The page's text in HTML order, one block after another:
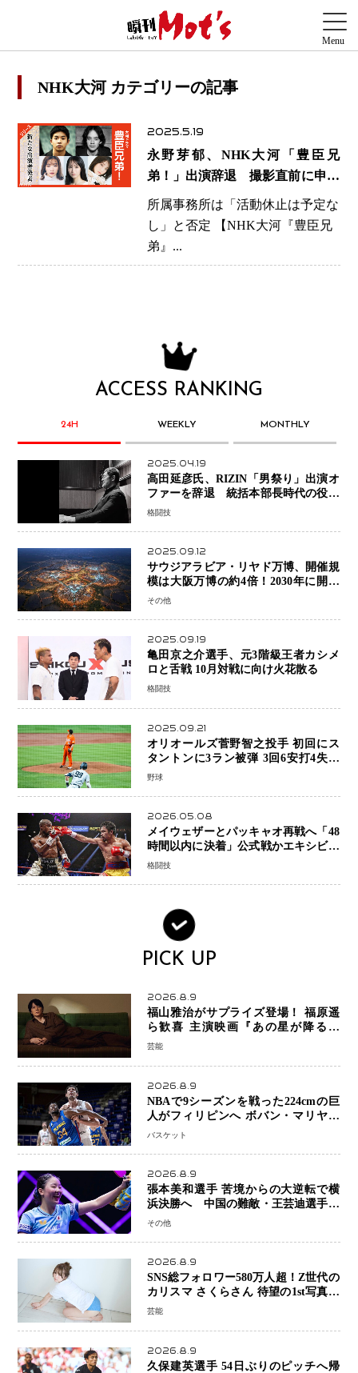
NHK大河 カテゴリーの記事
2025.5.19
永野芽郁、NHK大河「豊臣兄
弟！」出演辞退 撮影直前に申し
入れ 事務所「活動休止は予定な
し」
所属事務所は「活動休止は予定な
し」と否定 【NHK大河『豊臣兄
弟』...
ACCESS RANKING
24H WEEKLY MONTHLY
2025.04.19
高田延彦氏、RIZIN「男祭り」出演オ
ファーを辞退 統括本部長時代の役目
「すでに終えています」と明言
格闘技
2025.09.12
サウジアラビア・リヤド万博、開催規
模は大阪万博の約4倍！2030年に開幕
予定
その他
2025.09.19
亀田京之介選手、元3階級王者カシメ
格闘技
2025.09.21
オリオールズ菅野智之投手 初回にス
タントンに3ラン被弾 3回6安打4失点
で降板
野球
2026.05.08
メイウェザーとパッキャオ再戦へ「48
時間以内に決着」公式戦かエキシビシ
ョンか混迷続く
格闘技
PICK UP
2026.8.9
福山雅治がサプライズ登場！ 福原遥
ら歓喜 主演映画『あの星が降る丘
で、君とまた出会いたい。』舞台あい
芸能
2026.8.9
NBAで9シーズンを戦った224cmの巨
人がフィリピンへ ボバン・マリヤノ
ビッチ ジョーンズカップで新たな挑
バスケット
2026.8.9
張本美和選手 苦境からの大逆転で横
浜決勝へ 中国の難敵・王芸迪選手を
撃破「ここからまた行くぞ」兄・智和
その他
2026.8.9
SNS総フォロワー580万人超！Z世代の
カリスマ さくらさん 待望の1st写真集
が11月5日発売決定 沖縄で“今しか残
芸能
2026.8.9
久保建英選手 54日ぶりのピッチへ帰